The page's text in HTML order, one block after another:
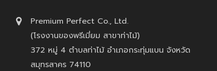
Premium Perfect Co., Ltd.
(โรงงานของพรีเมี่ยม สาขาท่าไม้)
372 หมู่ 4 ตำบลท่าไม้ อำเภอกระทุ่มแบน จังหวัด
สมุทรสาคร 74110